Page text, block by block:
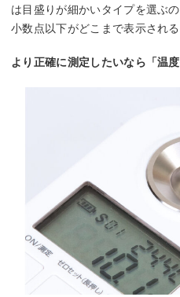
は目盛りが細かいタイプを選ぶ
小数点以下がどこまで表示され
より正確に測定したいなら「温